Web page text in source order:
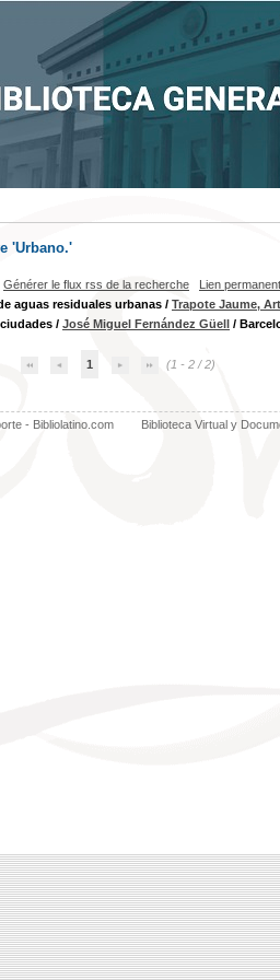
'Urbano.'
Générer le flux rss de la recherche Lien
aguas residuales urbanas / Trapote Jaume,
/ José Miguel Fernández Güell /
1 (1 - 2 / 2)
- Bibliolatino.com Biblioteca Virtual y